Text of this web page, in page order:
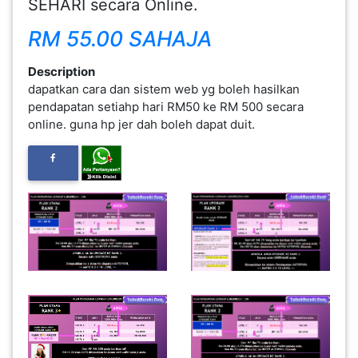
SEHARI secara Online.
RM 55.00 SAHAJA
Description
dapatkan cara dan sistem web yg boleh hasilkan
pendapatan setiahp hari RM50 ke RM 500 secara
online. guna hp jer dah boleh dapat duit.
FESYEN
WANITA(0)
KECANTIKAN(7)
FESYEN
MINYAK
WANGI(8)
DERMA